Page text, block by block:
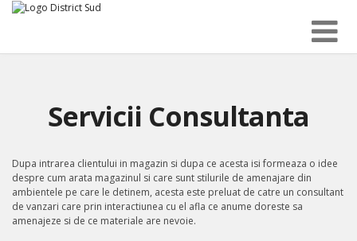
Servicii Consultanta
Dupa intrarea clientului in magazin si dupa ce acesta isi formeaza o idee
despre cum arata magazinul si care sunt stilurile de amenajare din
ambientele pe care le detinem, acesta este preluat de catre un consultant
de vanzari care prin interactiunea cu el afla ce anume doreste sa
amenajeze si de ce materiale are nevoie.